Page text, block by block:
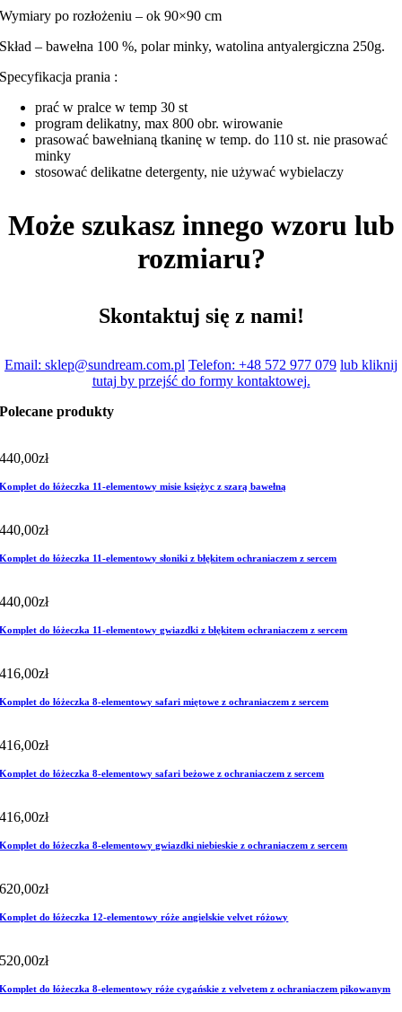
Wymiary po rozłożeniu – ok 90×90 cm
Skład – bawełna 100 %, polar minky, watolina antyalergiczna 250g.
Specyfikacja prania :
prać w pralce w temp 30 st
program delikatny, max 800 obr. wirowanie
prasować bawełnianą tkaninę w temp. do 110 st. nie prasować
minky
stosować delikatne detergenty, nie używać wybielaczy
Może szukasz innego wzoru lub
rozmiaru?
Skontaktuj się z nami!
Email: sklep@sundream.com.pl Telefon: +48 572 977 079 lub kliknij
tutaj by przejść do formy kontaktowej.
Polecane produkty
440,00zł
Komplet do łóżeczka 11-elementowy misie księżyc z szarą bawełną
440,00zł
Komplet do łóżeczka 11-elementowy słoniki z błękitem ochraniaczem z sercem
440,00zł
Komplet do łóżeczka 11-elementowy gwiazdki z błękitem ochraniaczem z sercem
416,00zł
Komplet do łóżeczka 8-elementowy safari miętowe z ochraniaczem z sercem
416,00zł
Komplet do łóżeczka 8-elementowy safari beżowe z ochraniaczem z sercem
416,00zł
Komplet do łóżeczka 8-elementowy gwiazdki niebieskie z ochraniaczem z sercem
620,00zł
Komplet do łóżeczka 12-elementowy róże angielskie velvet różowy
520,00zł
Komplet do łóżeczka 8-elementowy róże cygańskie z velvetem z ochraniaczem pikowanym